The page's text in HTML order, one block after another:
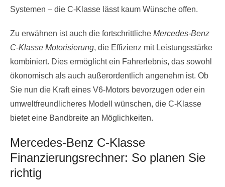
Systemen – die C-Klasse lässt kaum Wünsche offen.
Zu erwähnen ist auch die fortschrittliche Mercedes-Benz
C-Klasse Motorisierung, die Effizienz mit Leistungsstärke
kombiniert. Dies ermöglicht ein Fahrerlebnis, das sowohl
ökonomisch als auch außerordentlich angenehm ist. Ob
Sie nun die Kraft eines V6-Motors bevorzugen oder ein
umweltfreundlicheres Modell wünschen, die C-Klasse
bietet eine Bandbreite an Möglichkeiten.
Mercedes-Benz C-Klasse
Finanzierungsrechner: So planen Sie
richtig